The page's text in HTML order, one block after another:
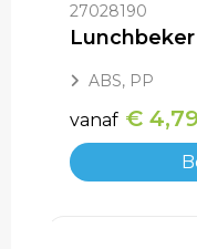
27028190
ABS, PP
vanaf € 4,79